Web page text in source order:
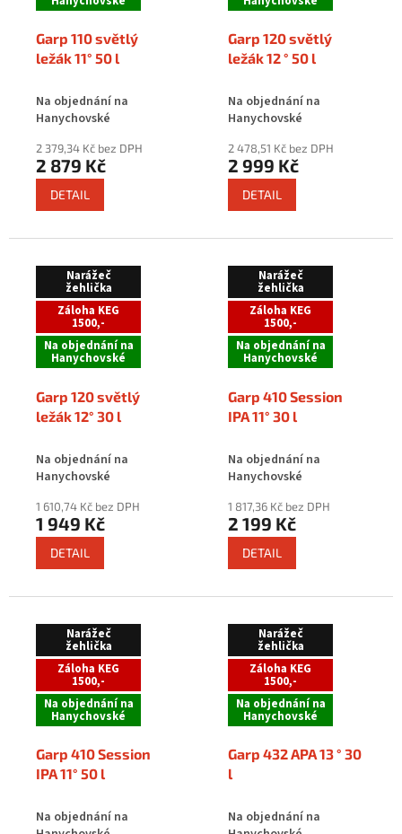
Garp 110 světlý
ležák 11° 50 l
Na objednání na
Hanychovské
2 379,34 Kč bez DPH
2 879 Kč
DETAIL
Garp 120 světlý
ležák 12 ° 50 l
Na objednání na
Hanychovské
2 478,51 Kč bez DPH
2 999 Kč
DETAIL
Narážeč
žehlička
Záloha KEG
1500,-
Na objednání na
Hanychovské
Garp 120 světlý
ležák 12° 30 l
Na objednání na
Hanychovské
1 610,74 Kč bez DPH
1 949 Kč
DETAIL
Narážeč
žehlička
Záloha KEG
1500,-
Na objednání na
Hanychovské
Garp 410 Session
IPA 11° 30 l
Na objednání na
Hanychovské
1 817,36 Kč bez DPH
2 199 Kč
DETAIL
Narážeč
žehlička
Záloha KEG
1500,-
Na objednání na
Hanychovské
Garp 410 Session
IPA 11° 50 l
Na objednání na
Narážeč
žehlička
Záloha KEG
1500,-
Na objednání na
Hanychovské
Garp 432 APA 13 ° 30
l
Na objednání na